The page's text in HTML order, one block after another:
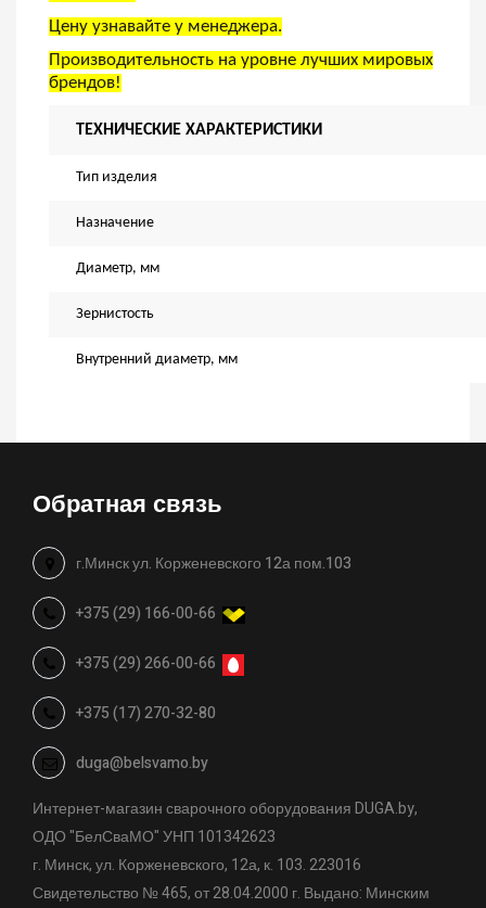
Цену узнавайте у менеджера.
Производительность на уровне лучших мировых
брендов!
ТЕХНИЧЕСКИЕ ХАРАКТЕРИСТИКИ
Тип изделия
Назначение
Диаметр, мм
Зернистость
Внутренний диаметр, мм
Обратная связь
г.Минск ул. Корженевского 12а пом.103
+375 (29) 166-00-66
+375 (29) 266-00-66
+375 (17) 270-32-80
duga@belsvamo.by
Интернет-магазин сварочного оборудования DUGA.by,
ОДО "БелСваМО" УНП 101342623
г. Минск, ул. Корженевского, 12а, к. 103. 223016
Свидетельство № 465, от 28.04.2000 г. Выдано: Минским